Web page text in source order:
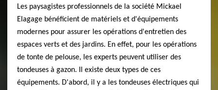
Les paysagistes professionnels de la société Mickael
Elagage bénéficient de matériels et d'équipements
modernes pour assurer les opérations d'entretien des
espaces verts et des jardins. En effet, pour les opérations
de tonte de pelouse, les experts peuvent utiliser des
tondeuses à gazon. Il existe deux types de ces
équipements. D'abord, il y a les tondeuses électriques qui